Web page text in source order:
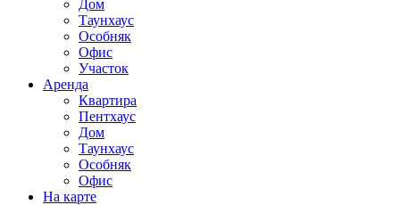
Дом
Таунхаус
Особняк
Офис
Участок
Аренда
Квартира
Пентхаус
Дом
Таунхаус
Особняк
Офис
На карте